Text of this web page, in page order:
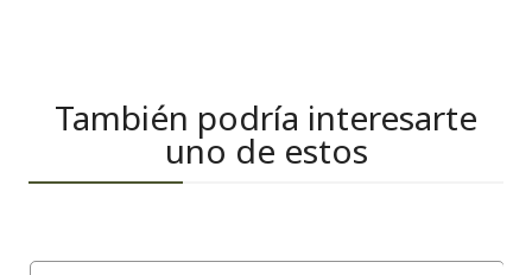
También podría interesarte
uno de estos